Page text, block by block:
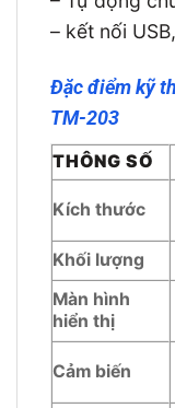
– kết nối
Đặc điểm kỹ
TM-203
THÔNG SỐ
Kích thước
Khối lượng
Màn hình
hiển thị
Cảm biến